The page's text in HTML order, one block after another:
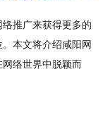
推广来获得更多的
本文将介绍咸阳网
络世界中脱颖而